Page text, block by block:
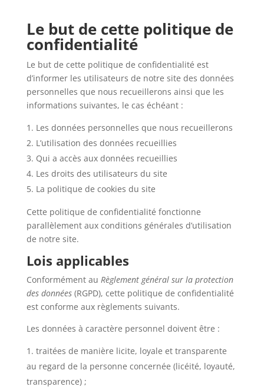
Le but de cette politique de
confidentialité
Le but de cette politique de confidentialité est
d’informer les utilisateurs de notre site des données
personnelles que nous recueillerons ainsi que les
informations suivantes, le cas échéant :
Les données personnelles que nous recueillerons
L’utilisation des données recueillies
Qui a accès aux données recueillies
Les droits des utilisateurs du site
La politique de cookies du site
Cette politique de confidentialité fonctionne
parallèlement aux conditions générales d’utilisation
de notre site.
Lois applicables
Conformément au Règlement général sur la protection
des données(RGPD), cette politique de confidentialité
est conforme aux règlements suivants.
Les données à caractère personnel doivent être :
traitées de manière licite, loyale et transparente
au regard de la personne concernée (licéité, loyauté,
transparence) ;